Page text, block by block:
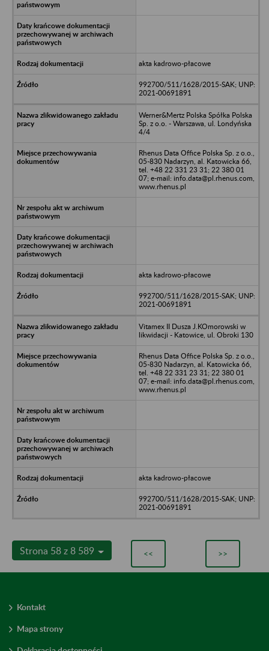
akta kadrowo-płacowe
992700/511/1628/2015-SAK; UNP:
2021-00691891
Werner&Mertz Polska Spółka Polska
Sp. z o.o. - Warszawa, ul. Londyńska
4/4
Rhenus Data Office Polska Sp. z o.o.,
05-830 Nadarzyn, al. Katowicka 66,
tel. +48 22 331 23 31; 22 380 01
07; e-mail: info.data@pl.rhenus.com,
www.rhenus.pl
akta kadrowo-płacowe
992700/511/1628/2015-SAK; UNP:
2021-00691891
Vitamex II Dusza J.KOmorowski w
likwidacji - Katowice, ul. Obroki 130
Rhenus Data Office Polska Sp. z o.o.,
05-830 Nadarzyn, al. Katowicka 66,
tel. +48 22 331 23 31; 22 380 01
07; e-mail: info.data@pl.rhenus.com,
www.rhenus.pl
akta kadrowo-płacowe
992700/511/1628/2015-SAK; UNP:
2021-00691891
Strona 58 z 8 589 << >>
Kontakt
Mapa strony